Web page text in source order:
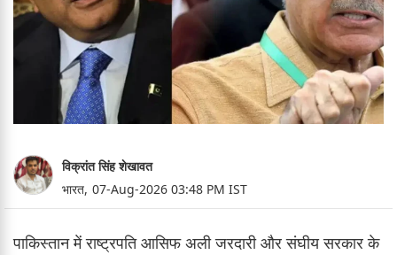
विक्रांत सिंह शेखावत
भारत, 07-Aug-2026 03:48 PM IST
पाकिस्तान में राष्ट्रपति आसिफ अली जरदारी और संघीय सरकार के